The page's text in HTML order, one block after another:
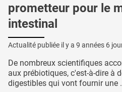
prometteur pour le
intestinal
Actualité publiée il y a 9 années 6
De nombreux scientifiques
aux prébiotiques, c'est-à-dire à
digestibles qui vont fournir une